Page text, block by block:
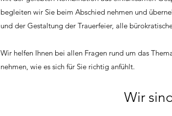
begleiten wir Sie beim Abschied nehmen und
und der Gestaltung der Trauerfeier, alle
Wir helfen Ihnen bei allen Fragen rund um das
nehmen, wie es sich für Sie richtig anfühlt.
Wir